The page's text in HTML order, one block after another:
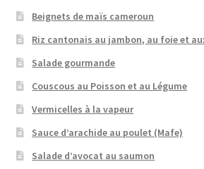
Beignets de maïs cameroun
Riz cantonais au jambon, au foie et
Salade gourmande
Couscous au Poisson et au Légume
Vermicelles à la vapeur
Sauce d’arachide au poulet (Mafe)
Salade d’avocat au saumon